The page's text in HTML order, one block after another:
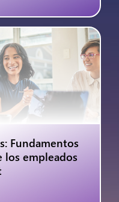
Fundamentos
los empleados